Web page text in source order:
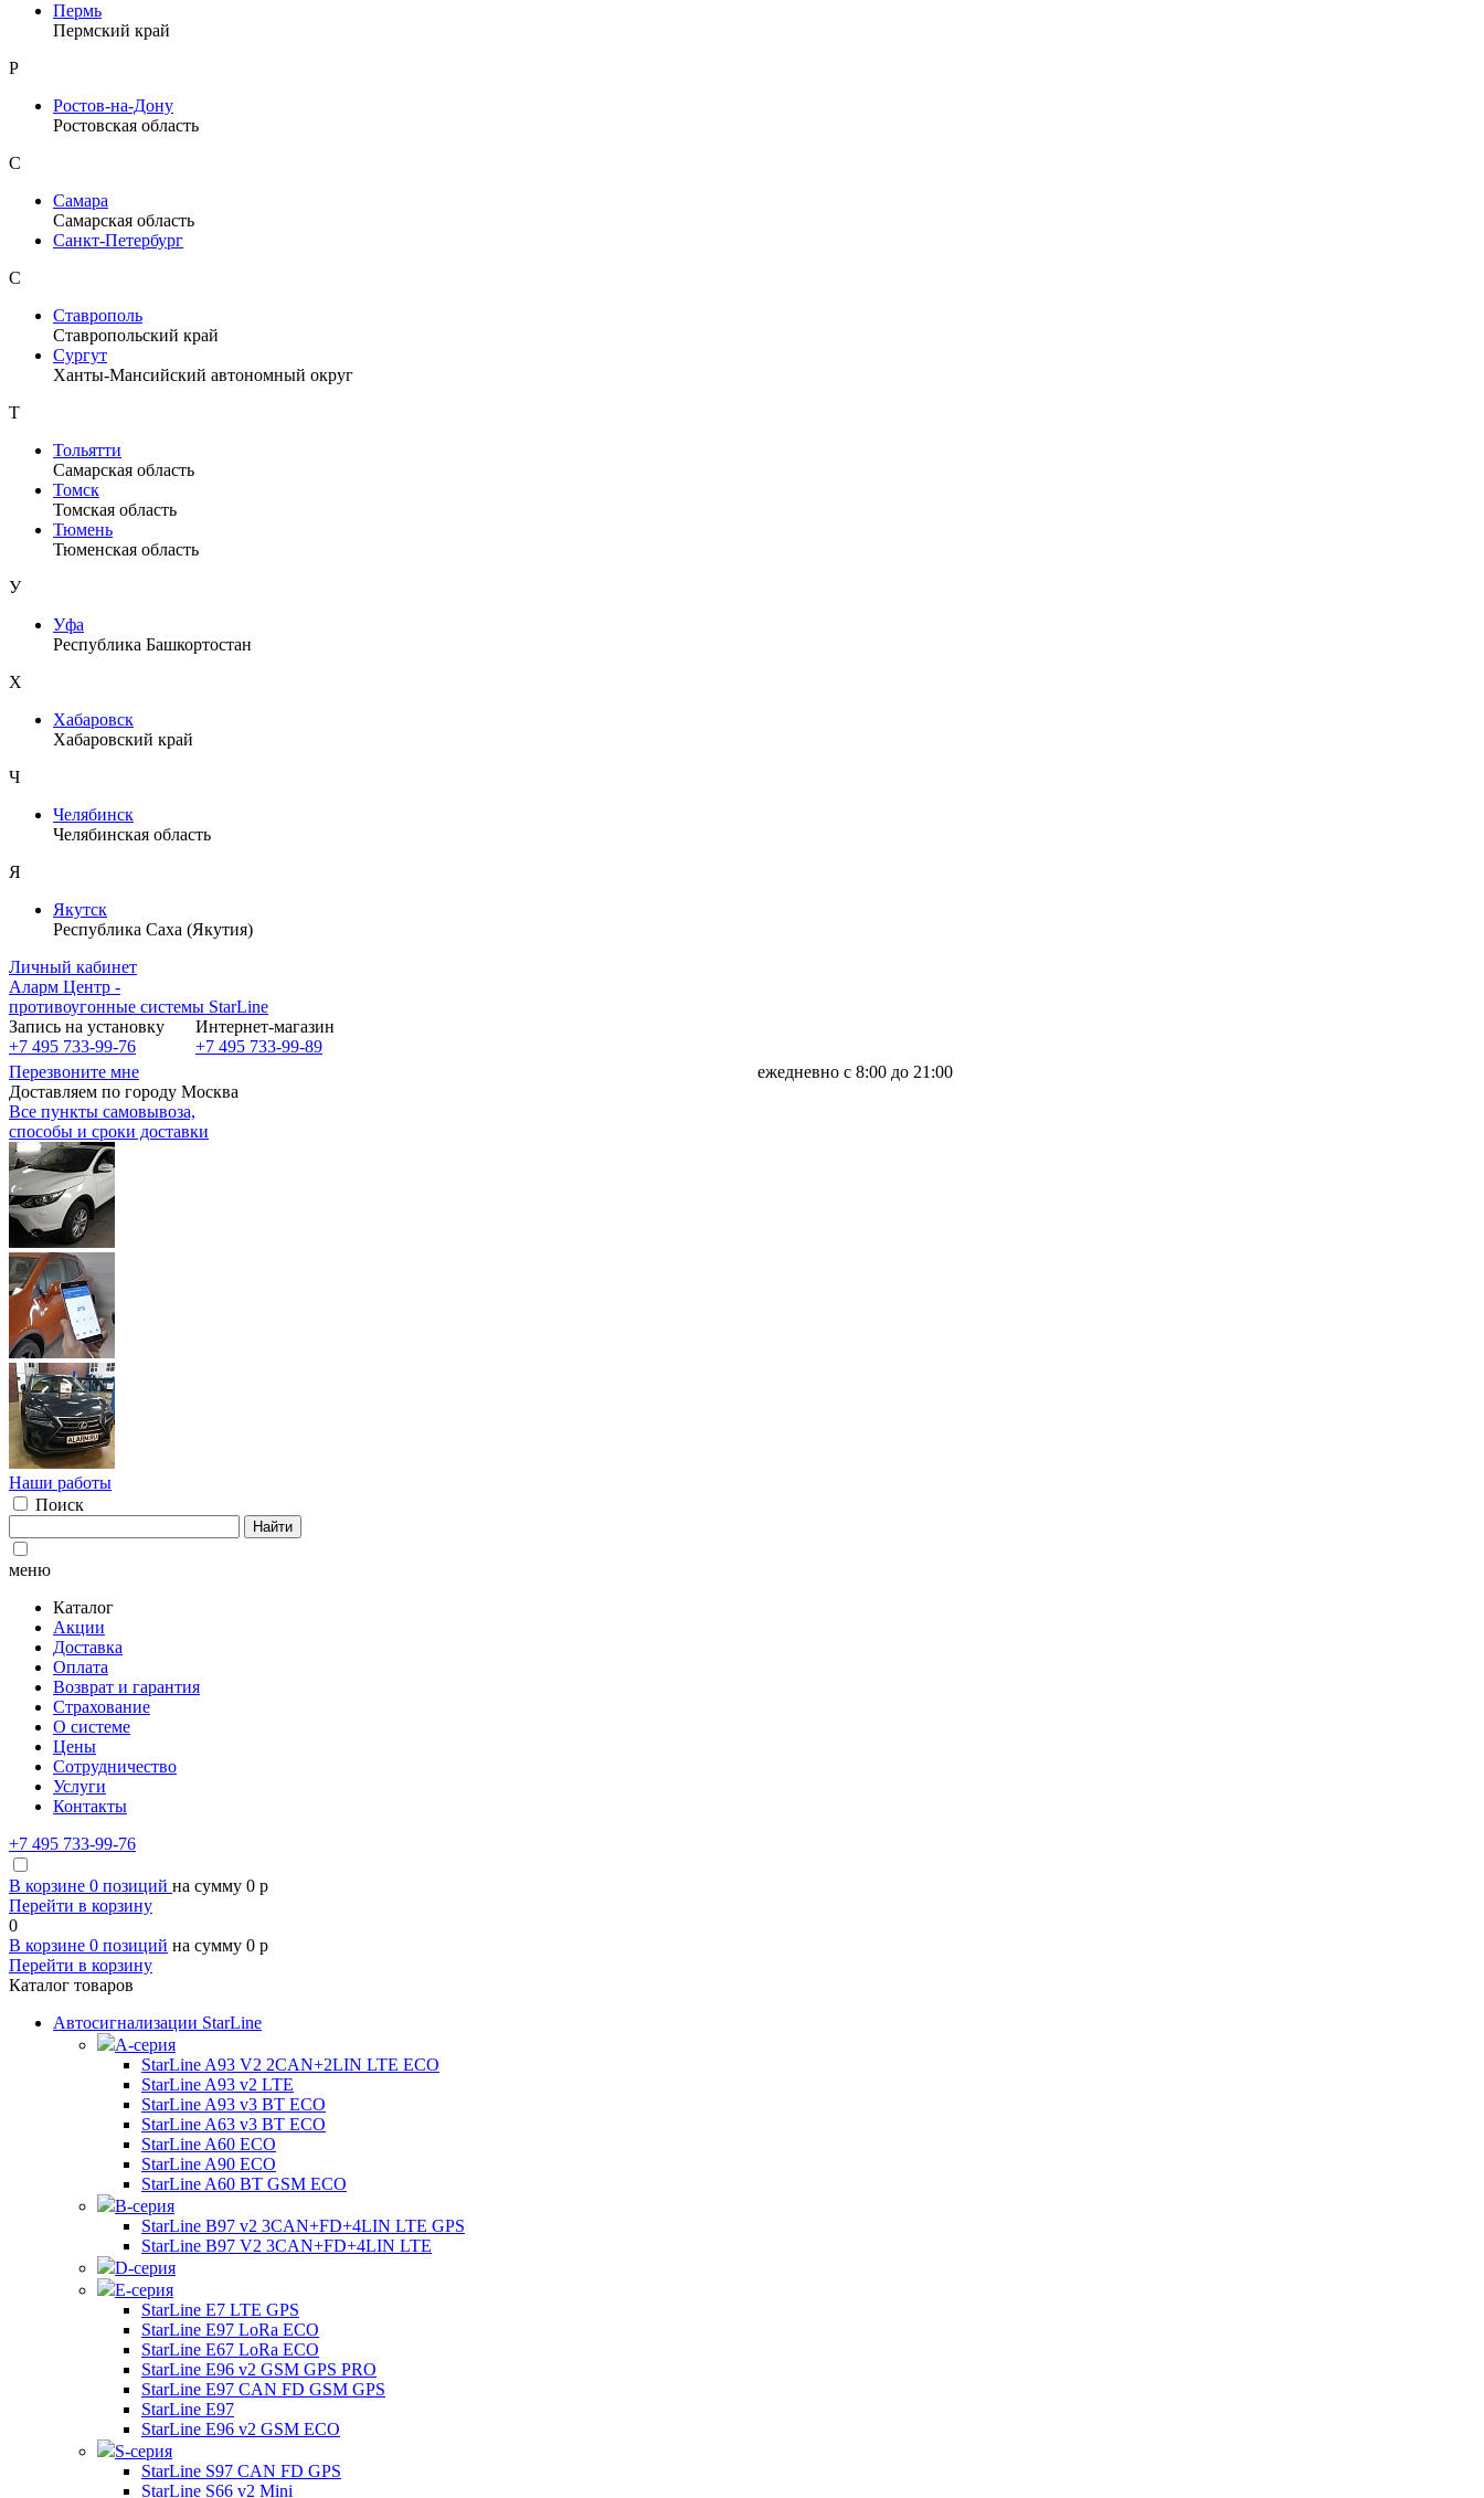
Пермь
Пермский край
Р
Ростов-на-Дону
Ростовская область
С
Самара
Самарская область
Санкт-Петербург
С
Ставрополь
Ставропольский край
Сургут
Ханты-Мансийский автономный округ
Т
Тольятти
Самарская область
Томск
Томская область
Тюмень
Тюменская область
У
Уфа
Республика Башкортостан
Х
Хабаровск
Хабаровский край
Ч
Челябинск
Челябинская область
Я
Якутск
Республика Саха (Якутия)
Личный кабинет
Аларм Центр -
противоугонные системы StarLine
Запись на установку
+7 495 733-99-76
Интернет-магазин
+7 495 733-99-89
Перезвоните мне
ежедневно с 8:00 до 21:00
Доставляем по городу Москва
Все пункты самовывоза,
способы и сроки доставки
Наши работы
Поиск
Найти
меню
Каталог
Акции
Доставка
Оплата
Возврат и гарантия
Страхование
О системе
Цены
Сотрудничество
Услуги
Контакты
+7 495 733-99-76
В корзине 0 позиций на сумму 0 p
Перейти в корзину
0
В корзине 0 позиций на сумму 0 p
Перейти в корзину
Каталог товаров
Автосигнализации StarLine
А-серия
StarLine A93 V2 2CAN+2LIN LTE ECO
StarLine A93 v2 LTE
StarLine A93 v3 BT ECO
StarLine A63 v3 BT ECO
StarLine A60 ECO
StarLine A90 ECO
StarLine A60 BT GSM ECO
B-серия
StarLine B97 v2 3CAN+FD+4LIN LTE GPS
StarLine B97 V2 3CAN+FD+4LIN LTE
D-серия
E-серия
StarLine E7 LTE GPS
StarLine E97 LoRa ECO
StarLine E67 LoRa ECO
StarLine E96 v2 GSM GPS PRO
StarLine E97 CAN FD GSM GPS
StarLine E97
StarLine E96 v2 GSM ECO
S-серия
StarLine S97 CAN FD GPS
StarLine S66 v2 Mini